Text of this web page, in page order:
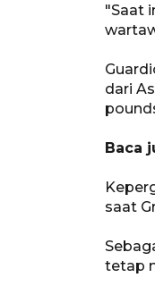
"Saat
dari
Baca
saat
tetap